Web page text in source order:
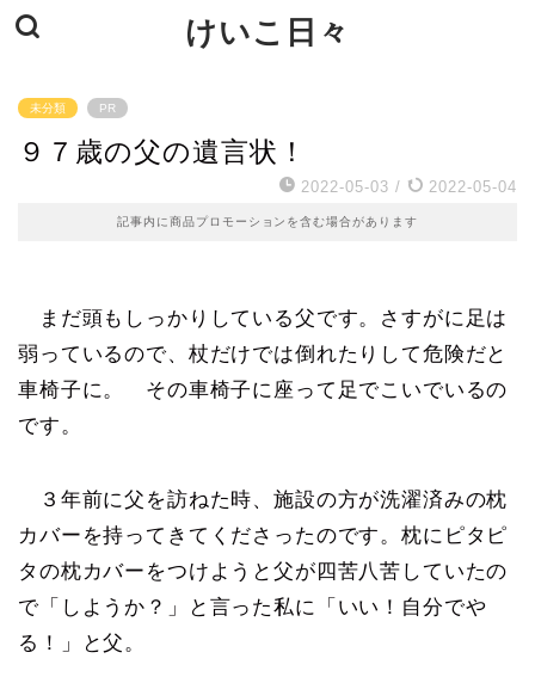
けいこ日々
未分類 PR
９７歳の父の遺言状！
2022-05-03 / 2022-05-04
記事内に商品プロモーションを含む場合があります
まだ頭もしっかりしている父です。さすがに足は
弱っているので、杖だけでは倒れたりして危険だと
車椅子に。 その車椅子に座って足でこいでいるの
です。
３年前に父を訪ねた時、施設の方が洗濯済みの枕
カバーを持ってきてくださったのです。枕にピタピ
タの枕カバーをつけようと父が四苦八苦していたの
で「しようか？」と言った私に「いい！自分でや
る！」と父。